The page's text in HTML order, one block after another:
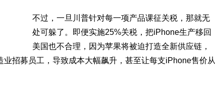
不过，一旦川普针对每一项产品课征关税，那就无
处可躲了。即便实施25%关税，把iPhone生产移回
美国也不合理，因为苹果将被迫打造全新供应链，
招募员工，导致成本大幅飙升，甚至让每支iPhone售价从